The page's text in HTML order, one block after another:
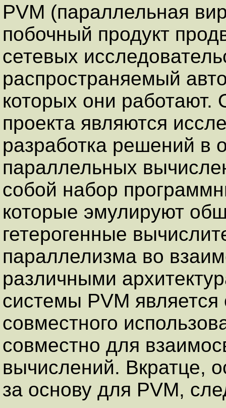
PVM (параллельная
побочный продукт
сетевых
распространяемый
которых они
проекта являются
разработка решений в
параллельных
собой набор
которые эмулируют
гетерогенные
параллелизма во
различными
системы PVM
совместного
совместно для
вычислений. Вкратце,
за основу для PVM,